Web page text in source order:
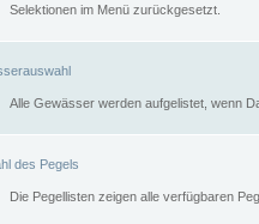
Selektionen im Menü zurückgesetzt.
Alle Gewässer werden aufgelistet, wenn
des Pegels
Die Pegellisten zeigen alle verfügbaren